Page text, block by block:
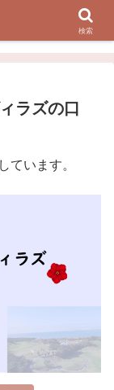
ラズの口
ています。
検索